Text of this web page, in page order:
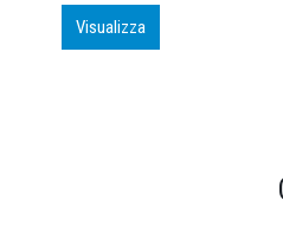
Visualizza